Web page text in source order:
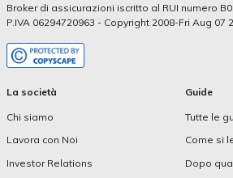
La società
Chi siamo
Lavora con Noi
Investor Relations
Guide
Tutte le
Come si
Dopo
Broker di assicurazioni iscritto al RUI numero
P.IVA 06294720963 - Copyright 2008-Fri Aug 07